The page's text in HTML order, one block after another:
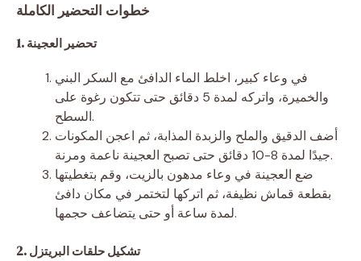
خطوات التحضير الكاملة
1. تحضير العجينة
في وعاء كبير، اخلط الماء الدافئ مع السكر البني
والخميرة، واتركه لمدة 5 دقائق حتى تتكون رغوة على
السطح.
أضف الدقيق والملح والزبدة المذابة، ثم اعجن المكونات
جيدًا لمدة 8-10 دقائق حتى تصبح العجينة ناعمة ومرنة.
ضع العجينة في وعاء مدهون بالزيت، وقم بتغطيتها
بقطعة قماش نظيفة، ثم اتركها لتختمر في مكان دافئ
لمدة ساعة أو حتى يتضاعف حجمها.
2. تشكيل حلقات البريتزل